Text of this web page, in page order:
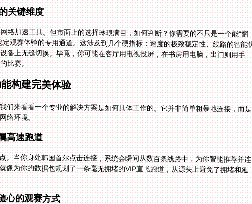
关键维度
络加速工具。但市面上的选择琳琅满目，如何判断？你需要的不只是一个能“翻
观赛体验的专用通道。这涉及到几个硬指标：速度的极致稳定性、线路的智能优
备上无缝切换。毕竟，你可能在客厅用电视投屏，在书房用电脑，出门则用手
比赛。
构建完美体验
们来看看一个专业的解决方案是如何具体工作的。它并非简单粗暴地连接，而是
络环境。
高速跑道
。当你身处韩国首尔点击连接，系统会瞬间从数百条线路中，为你智能推荐并连
像为你的数据包规划了一条毫无拥堵的VIP直飞跑道，从源头上避免了拥堵和延
心的观赛方式